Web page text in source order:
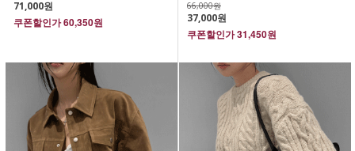
71,000원
쿠폰할인가60,350원
66,000원
37,000원
쿠폰할인가31,450원